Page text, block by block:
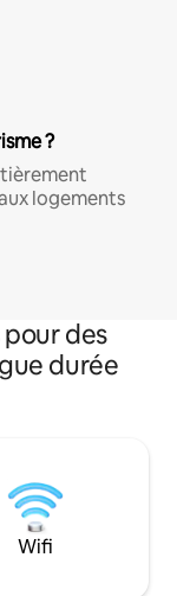
?
logements
des
durée
Wifi